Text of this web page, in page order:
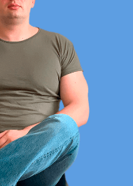
случае успеха
ответ
с учетом